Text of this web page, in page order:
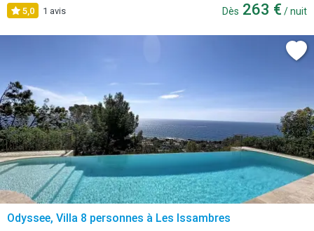
5,0 1 avis Dès 263 € / nuit
Odyssee, Villa 8 personnes à Les Issambres